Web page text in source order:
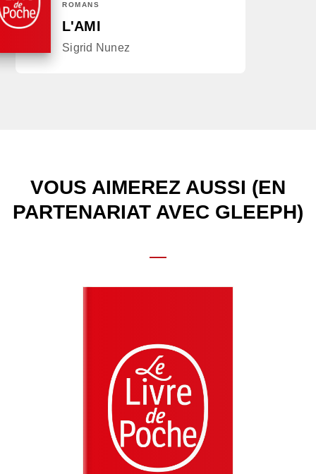
ROMANS
L'AMI
Sigrid Nunez
VOUS AIMEREZ AUSSI (EN
PARTENARIAT AVEC GLEEPH)